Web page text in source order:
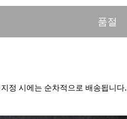
품절
정 시에는 순차적으로 배송됩니다.